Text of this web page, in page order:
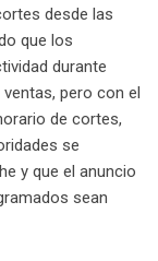
desde las
que los
durante
pero con el
de cortes,
se
y que el anuncio
sean